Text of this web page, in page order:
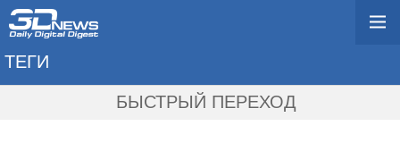
ТЕГИ
БЫСТРЫЙ ПЕРЕХОД